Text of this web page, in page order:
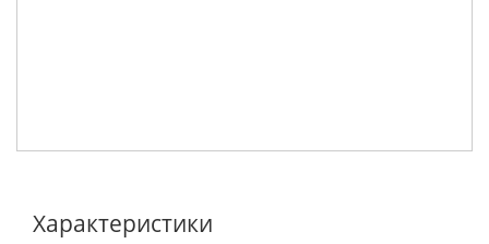
Характеристики